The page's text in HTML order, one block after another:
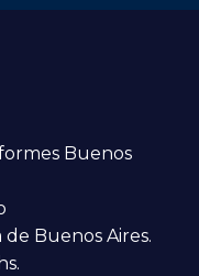
Buenos
de Buenos Aires.